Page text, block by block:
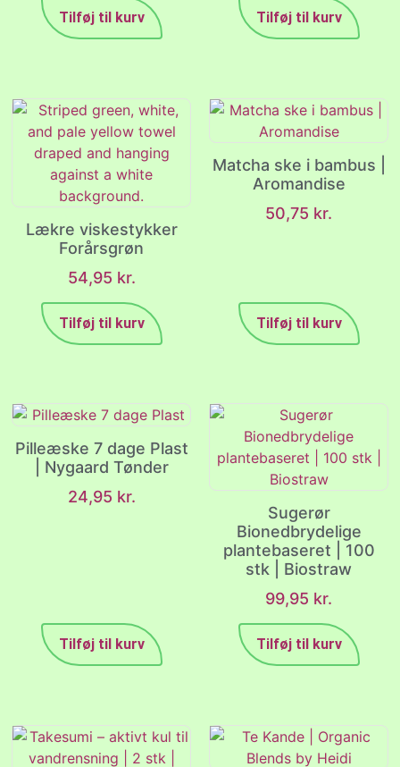
Tilføj til kurv Tilføj til kurv
Lækre viskestykker
Forårsgrøn
54,95 kr.
Tilføj til kurv
Matcha ske i bambus |
Aromandise
50,75 kr.
Tilføj til kurv
Pilleæske 7 dage Plast
| Nygaard Tønder
24,95 kr.
Tilføj til kurv
Sugerør
Bionedbrydelige
plantebaseret | 100
stk | Biostraw
99,95 kr.
Tilføj til kurv